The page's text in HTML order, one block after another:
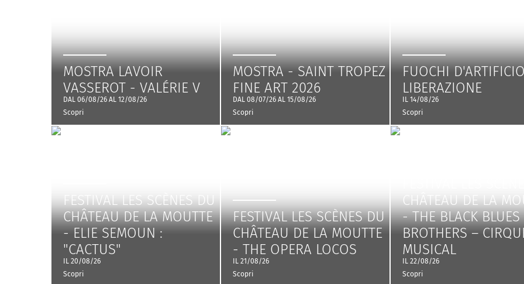
MOSTRA LAVOIR
VASSEROT - VALÉRIE V
DAL 06/08/26 AL 12/08/26
Scopri
MOSTRA - SAINT TROPEZ
FINE ART 2026
DAL 08/07/26 AL 15/08/26
Scopri
FUOCHI
LIBERAZIONE
IL 14/08/26
Scopri
FESTIVAL LES SCÈNES DU
CHÂTEAU DE LA MOUTTE
- ELIE SEMOUN :
"CACTUS"
IL 20/08/26
Scopri
FESTIVAL LES SCÈNES DU
CHÂTEAU DE LA MOUTTE
- THE OPERA LOCOS
IL 21/08/26
Scopri
CHÂTEAU DE LA
- THE BLACK BLUES
BROTHERS –
MUSICAL
IL 22/08/26
Scopri